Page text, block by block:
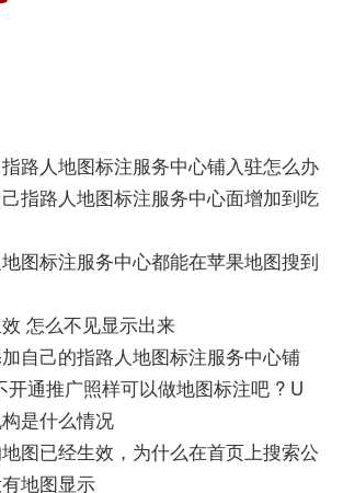
路人地图标注服务中心铺入驻怎么办
指路人地图标注服务中心面增加到吃
图标注服务中心都能在苹果地图搜到
怎么不见显示出来
自己的指路人地图标注服务中心铺
开通推广照样可以做地图标注吧 ? U
是什么情况
图已经生效，为什么在首页上搜索公
地图显示